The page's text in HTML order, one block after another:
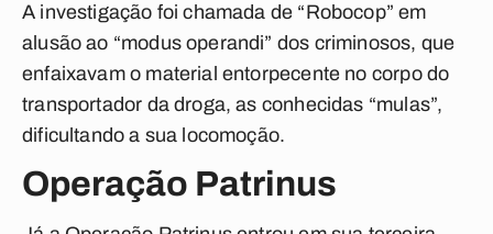
A investigação foi chamada de “Robocop” em
alusão ao “modus operandi” dos criminosos, que
enfaixavam o material entorpecente no corpo do
transportador da droga, as conhecidas “mulas”,
dificultando a sua locomoção.
Operação Patrinus